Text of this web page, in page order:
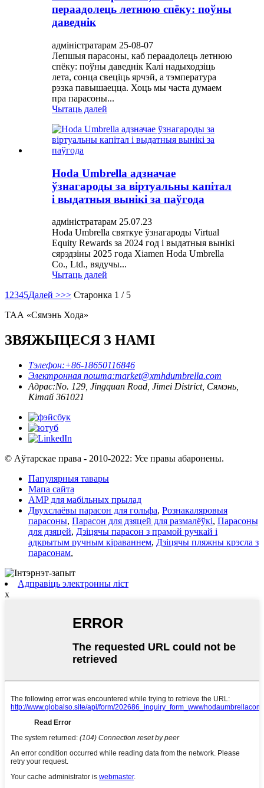
пераадолець летнюю спёку: поўны
даведнік
адміністратарам 25-08-07
Лепшыя парасоны, каб пераадолець летнюю
спёку: поўны даведнік Калі надыходзіць
лета, сонца свеціць ярчэй, а тэмпература
рэзка павышаецца. Хоць мы часта думаем
пра парасоны...
Чытаць далей
Hoda Umbrella адзначае
ўзнагароды за віртуальны капітал
і выдатныя вынікі за паўгода
адміністратарам 25.07.23
Hoda Umbrella святкуе ўзнагароды Virtual
Equity Rewards за 2024 год і выдатныя вынікі
сярэдзіны 2025 года Xiamen Hoda Umbrella
Co., Ltd., вядучы...
Чытаць далей
1 2345Далей >>> Старонка 1 / 5
ТАА «Сямэнь Хода»
ЗВЯЖЫЦЕСЯ З НАМІ
Тэлефон:+86-18650116846
Электронная пошта:market@xmhdumbrella.com
Адрас:No. 129, Jingquan Road, Jimei District, Сямэнь,
Кітай 361021
© Аўтарскае права - 2010-2022: Усе правы абаронены.
Папулярныя тавары
Мапа сайта
AMP для мабільных прылад
Двухслаёвы парасон для гольфа, Рознакаляровыя
парасоны, Парасон для дзяцей для размалёўкі, Парасоны
для дзяцей, Дзіцячы парасон з прамой ручкай і
адкрытым ручным кіраваннем, Дзіцячы пляжны крэсла з
парасонам,
Адправіць электронны ліст
x